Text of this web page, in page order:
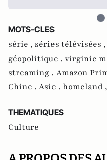
MOTS-CLES
série , séries télévisées ,
géopolitique , virginie
streaming , Amazon
Chine , Asie , homeland ,
THEMATIQUES
Culture